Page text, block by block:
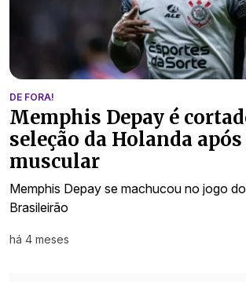
DE FORA!
Memphis Depay é
seleção da Holanda
muscular
Memphis Depay se machucou no jogo
Brasileirão
há 4 meses